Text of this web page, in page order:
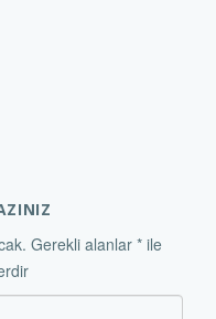
Gerekli alanlar * ile